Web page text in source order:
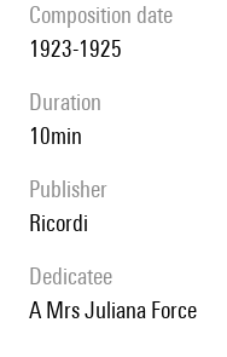
composition date
1923-1925
duration
10min
publisher
Ricordi
Dedicatee
A Mrs Juliana Force